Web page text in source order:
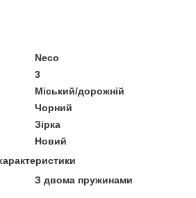
Neco
3
Міський/дорожній
Чорний
Зірка
Новий
З двома пружинами